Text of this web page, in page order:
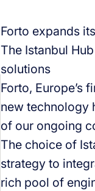
Forto expands
The Istanbul
solutions
Forto, Europe’s
new technology
of our ongoing
The choice of
strategy to
rich pool of